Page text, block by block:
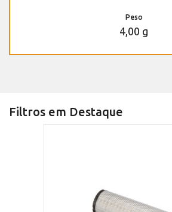
Peso
4,00 g
Filtros em Destaque